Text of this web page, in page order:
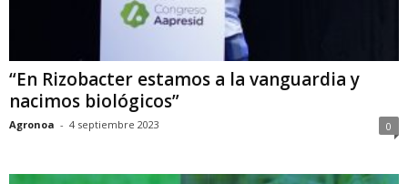
“En Rizobacter estamos a la vanguardia y
nacimos biológicos”
Agronoa - 4 septiembre 2023 0